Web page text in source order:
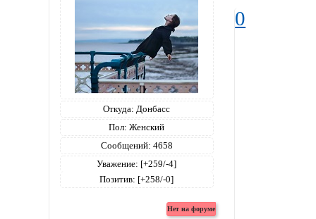
Откуда: Донбасс
Пол: Женский
Сообщений: 4658
Уважение: [+259/-4]
Позитив: [+258/-0]
0